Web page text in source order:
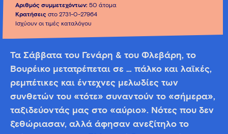
Αριθμός συμμετεχόντων: 50 άτομα
Κρατήσεις στο 2731-0-27964
Ισχύουν οι τιμές καταλόγου
Τα Σάββατα του Γενάρη & του Φλεβάρη, το
Βουρέικο μετατρέπεται σε … πάλκο και λαϊκές,
ρεμπέτικες και έντεχνες μελωδίες των
συνθετών του «τότε» συναντούν το «σήμερα»,
ταξιδεύοντάς μας στο «αύριο». Νότες που δεν
ξεθώριασαν, αλλά άφησαν ανεξίτηλο το